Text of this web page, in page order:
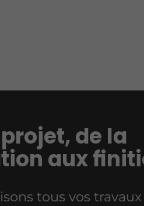
de la
aux
tous vos